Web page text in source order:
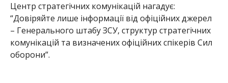
Центр стратегічних комунікацій нагадує:
“Довіряйте лише інформації від офіційних джерел
– Генерального штабу ЗСУ, структур стратегічних
комунікацій та визначених офіційних спікерів Сил
оборони”.